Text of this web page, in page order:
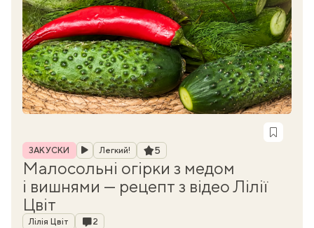
Рубрика
ЗАКУСКИ Легкий! Рейтинг
5
Малосольні огірки з медом
і вишнями — рецепт з відео Лілії
Цвіт
Автор
Лілія Цвіт Коментарі
2